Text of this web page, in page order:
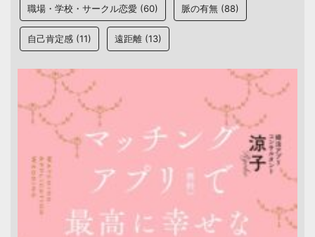
職場・学校・サークル恋愛 (60) 脈の有無 (88)
自己肯定感 (11) 遠距離 (13)